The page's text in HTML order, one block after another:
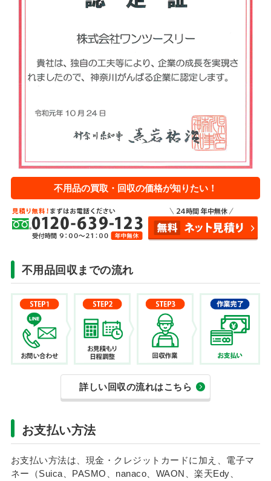
不用品の買取・回収の価格が知りたい！
不用品回収までの流れ
詳しい回収の流れはこちら
お支払い方法
お支払い方法は、現金・クレジットカードに加え、電子マ
ネー（Suica、PASMO、nanaco、WAON、楽天Edy、